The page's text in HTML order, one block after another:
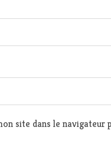
site dans le navigateur